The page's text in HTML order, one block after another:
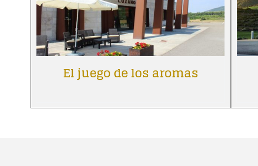
El juego de los aromas